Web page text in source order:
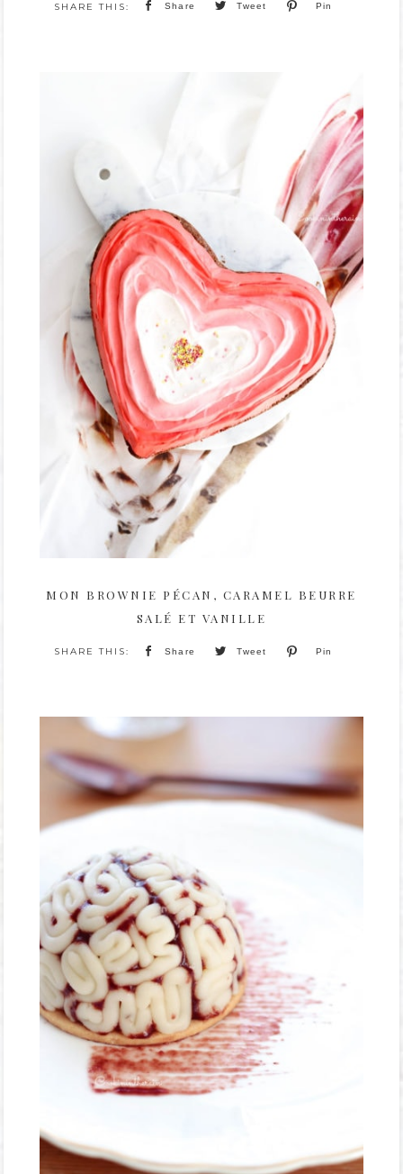
Share Tweet Pin
MON BROWNIE PÉCAN, CARAMEL BEURRE
SALÉ ET VANILLE
Share Tweet Pin